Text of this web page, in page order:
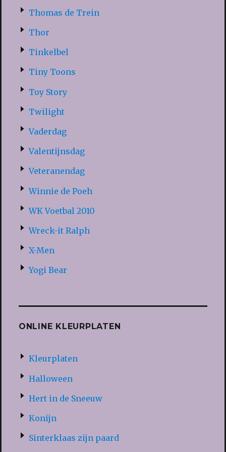
Thomas de Trein
Thor
Tinkelbel
Tiny Toons
Toy Story
Twilight
Vaderdag
Valentijnsdag
Veteranendag
Winnie de Poeh
WK Voetbal 2010
Wreck-it Ralph
X-Men
Yogi Bear
ONLINE KLEURPLATEN
Kleurplaten
Halloween
Hert in de Sneeuw
Konijn
Sinterklaas zijn paard